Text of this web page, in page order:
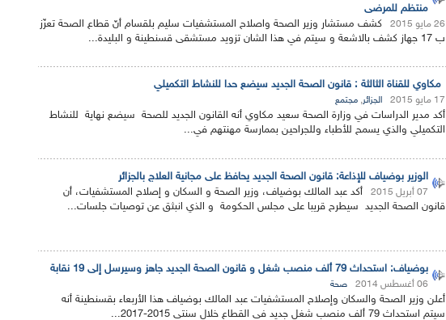
منتظم للمرضى
26 مايو 2015
كشف مستشار وزير الصحة واصلاح المستشفيات سليم بلقسام أنّ قطاع الصحة تعزّز
ب 17 جهاز كشف بالاشعة و سيتم في هذا الشان تزويد مستشقى قسنطينة و البليدة...
مكاوي للقناة الثالثة : قانون الصحة الجديد سيضع حدا للنشاط التكميلي
17 مايو 2015 الجزائر, مجتمع
أكد مدير الدراسات في وزارة الصحة سعيد مكاوي أنه القانون الجديد للصحة سيضع نهاية للنشاط
التكميلي والذي يسمح للأطباء وللجراحين بممارسة مهنتهم في...
الوزير بوضياف للإذاعة: قانون الصحة الجديد يحافظ على مجانية العلاج بالجزائر
07 أبريل 2015
أكد عبد المالك بوضياف، وزير الصحة و السكان و إصلاح المستشفيات، أن
قانون الصحة الجديد سيطرح قريبا على مجلس الحكومة و الذي انبثق عن توصيات جلسات...
بوضياف: استحداث 79 ألف منصب شغل و قانون الصحة الجديد جاهز وسيرسل إلى 19 نقابة
06 أغسطس 2014 صحة
أعلن وزير الصحة والسكان وإصلاح المستشفيات عبد المالك بوضياف هذا الأربعاء بقسنطينة أنه
سيتم استحداث 79 ألف منصب شغل جديد في القطاع خلال سنتي 2015-2017...